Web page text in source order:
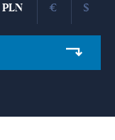
PLN € $